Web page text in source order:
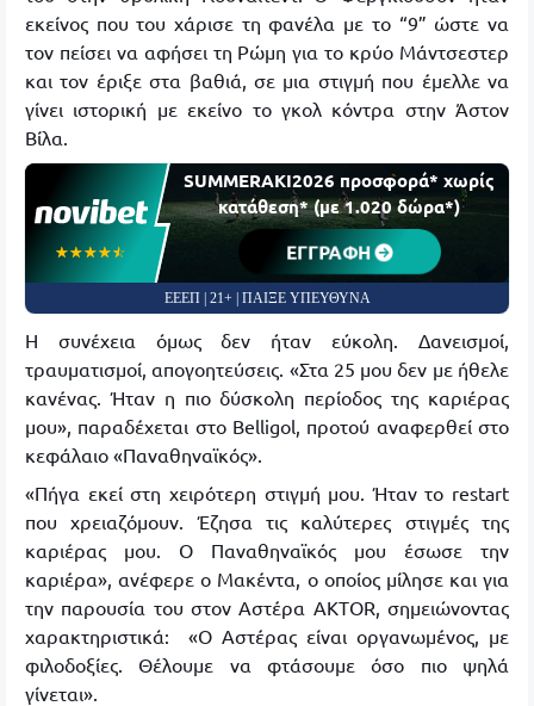
εκείνος που του χάρισε τη φανέλα με το “9” ώστε να
τον πείσει να αφήσει τη Ρώμη για το κρύο Μάντσεστερ
και τον έριξε στα βαθιά, σε μια στιγμή που έμελλε να
γίνει ιστορική με εκείνο το γκολ κόντρα στην Άστον
Βίλα.
☆☆☆☆☆
★★★★★
SUMMERAKI2026 προσφορά* χωρίς
κατάθεση* (με 1.020 δώρα*)
ΕΓΓΡΑΦΗ
ΕΕΕΠ | 21+ | ΠΑΙΞΕ ΥΠΕΥΘΥΝΑ
Η συνέχεια όμως δεν ήταν εύκολη. Δανεισμοί,
τραυματισμοί, απογοητεύσεις. «Στα 25 μου δεν με ήθελε
κανένας. Ήταν η πιο δύσκολη περίοδος της καριέρας
μου», παραδέχεται στο Belligol, προτού αναφερθεί στο
κεφάλαιο «Παναθηναϊκός».
«Πήγα εκεί στη χειρότερη στιγμή μου. Ήταν το restart
που χρειαζόμουν. Έζησα τις καλύτερες στιγμές της
καριέρας μου. Ο Παναθηναϊκός μου έσωσε την
καριέρα», ανέφερε ο Μακέντα, ο οποίος μίλησε και για
την παρουσία του στον Αστέρα AKTOR, σημειώνοντας
χαρακτηριστικά: «Ο Αστέρας είναι οργανωμένος, με
φιλοδοξίες. Θέλουμε να φτάσουμε όσο πιο ψηλά
γίνεται».